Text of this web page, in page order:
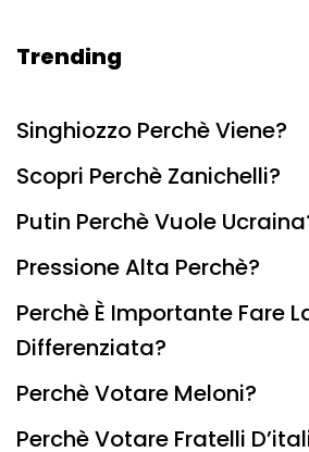
Trending
Singhiozzo Perchè Viene?
Scopri Perchè Zanichelli?
Putin Perchè Vuole
Pressione Alta Perchè?
Perchè È Importante Fare
Differenziata?
Perchè Votare Meloni?
Perchè Votare Fratelli